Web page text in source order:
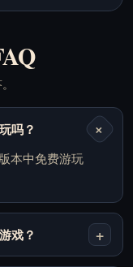
吗？ +
本中免费游玩
戏？ +